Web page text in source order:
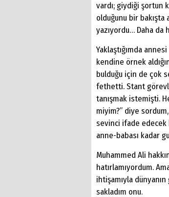
vardı; giydiği şortun
olduğunu bir bakışta
yazıyordu… Daha da
Yaklaştığımda
kendine örnek
bulduğu için de çok
fethetti. Stant
tanışmak istemişti.
miyim?” diye
sevinci ifade edecek
anne-babası kadar
Muhammed Ali
hatırlamıyordum.
ihtişamıyla
sakladım onu.